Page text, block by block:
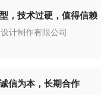
，技术过硬，值得信赖
计制作有限公司
信为本，长期合作